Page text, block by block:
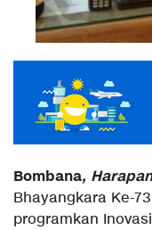
Bombana,
Bhayangkara Ke-
programkan